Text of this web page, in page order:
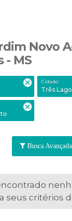
Novo
- MS
Cidade:
Três
Busca Avançada
seus critérios